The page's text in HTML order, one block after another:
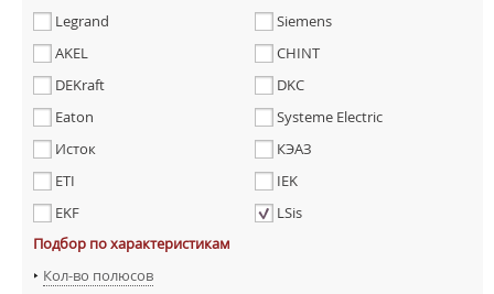
Legrand
Siemens
AKEL
CHINT
DEKraft
DKC
Eaton
Systeme Electric
Исток
КЭАЗ
ETI
IEK
EKF
LSis
Подбор по характеристикам
Кол-во полюсов